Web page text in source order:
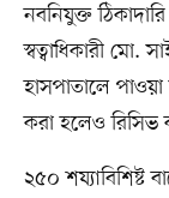
নবনিযুক্ত
স্বত্বাধিকারী মো.
হাসপাতালে
করা হলেও রিসিভ
২৫০ শয্যাবিশিষ্ট